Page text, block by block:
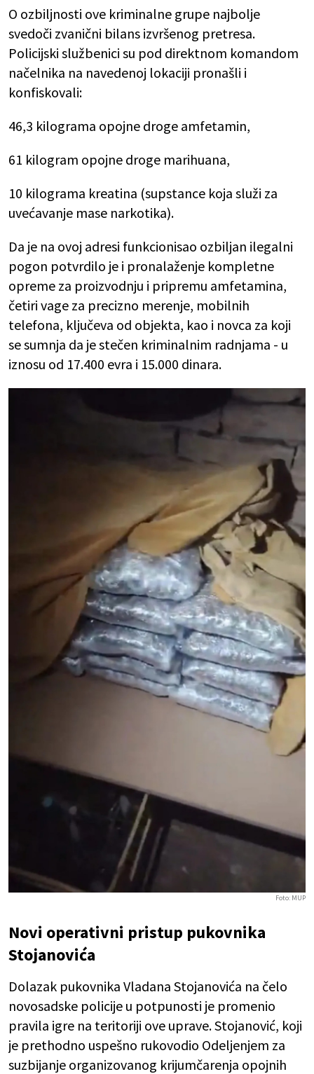
O ozbiljnosti ove kriminalne grupe najbolje
svedoči zvanični bilans izvršenog pretresa.
Policijski službenici su pod direktnom komandom
načelnika na navedenoj lokaciji pronašli i
konfiskovali:
46,3 kilograma opojne droge amfetamin,
61 kilogram opojne droge marihuana,
10 kilograma kreatina (supstance koja služi za
uvećavanje mase narkotika).
Da je na ovoj adresi funkcionisao ozbiljan ilegalni
pogon potvrdilo je i pronalaženje kompletne
opreme za proizvodnju i pripremu amfetamina,
četiri vage za precizno merenje, mobilnih
telefona, ključeva od objekta, kao i novca za koji
se sumnja da je stečen kriminalnim radnjama - u
iznosu od 17.400 evra i 15.000 dinara.
Foto: MUP
Novi operativni pristup pukovnika
Stojanovića
Dolazak pukovnika Vladana Stojanovića na čelo
novosadske policije u potpunosti je promenio
pravila igre na teritoriji ove uprave. Stojanović, koji
je prethodno uspešno rukovodio Odeljenjem za
suzbijanje organizovanog krijumčarenja opojnih